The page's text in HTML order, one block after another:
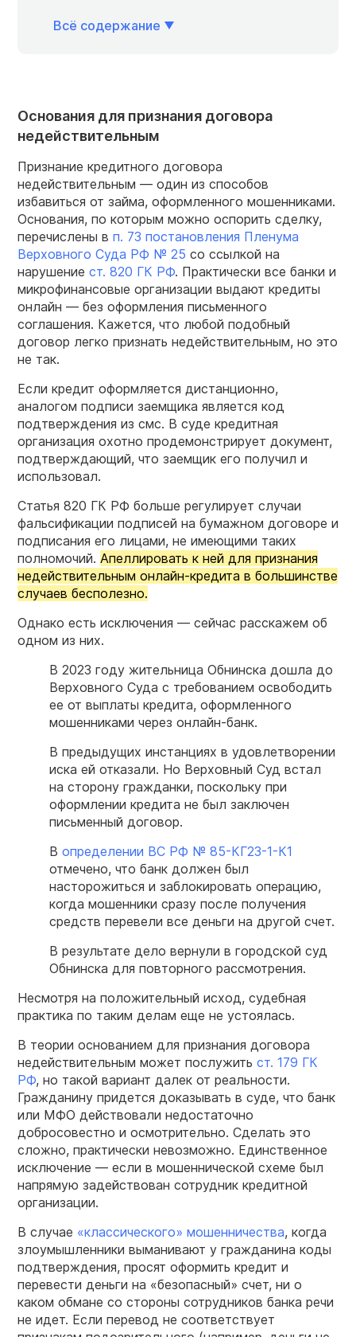
Всё содержание
Основания для признания договора
недействительным
Признание кредитного договора
недействительным — один из способов
избавиться от займа, оформленного мошенниками.
Основания, по которым можно оспорить сделку,
перечислены в п. 73 постановления Пленума
Верховного Суда РФ № 25 со ссылкой на
нарушение ст. 820 ГК РФ. Практически все банки и
микрофинансовые организации выдают кредиты
онлайн — без оформления письменного
соглашения. Кажется, что любой подобный
договор легко признать недействительным, но это
не так.
Если кредит оформляется дистанционно,
аналогом подписи заемщика является код
подтверждения из смс. В суде кредитная
организация охотно продемонстрирует документ,
подтверждающий, что заемщик его получил и
использовал.
Статья 820 ГК РФ больше регулирует случаи
фальсификации подписей на бумажном договоре и
подписания его лицами, не имеющими таких
полномочий. Апеллировать к ней для признания
недействительным онлайн-кредита в большинстве
случаев бесполезно.
Однако есть исключения — сейчас расскажем об
одном из них.
В 2023 году жительница Обнинска дошла до
Верховного Суда с требованием освободить
ее от выплаты кредита, оформленного
мошенниками через онлайн-банк.
В предыдущих инстанциях в удовлетворении
иска ей отказали. Но Верховный Суд встал
на сторону гражданки, поскольку при
оформлении кредита не был заключен
письменный договор.
В определении ВС РФ № 85-КГ23-1-К1
отмечено, что банк должен был
насторожиться и заблокировать операцию,
когда мошенники сразу после получения
средств перевели все деньги на другой счет.
В результате дело вернули в городской суд
Обнинска для повторного рассмотрения.
Несмотря на положительный исход, судебная
практика по таким делам еще не устоялась.
В теории основанием для признания договора
недействительным может послужить ст. 179 ГК
РФ, но такой вариант далек от реальности.
Гражданину придется доказывать в суде, что банк
или МФО действовали недостаточно
добросовестно и осмотрительно. Сделать это
сложно, практически невозможно. Единственное
исключение — если в мошеннической схеме был
напрямую задействован сотрудник кредитной
организации.
В случае «классического» мошенничества, когда
злоумышленники выманивают у гражданина коды
подтверждения, просят оформить кредит и
перевести деньги на «безопасный» счет, ни о
каком обмане со стороны сотрудников банка речи
не идет. Если перевод не соответствует